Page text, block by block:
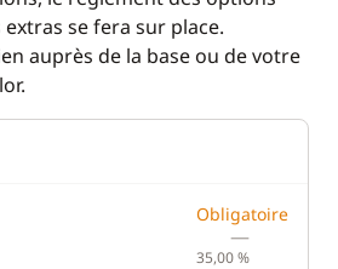
se fera sur place.
auprès de la base ou de votre
Obligatoire
—
35,00 %